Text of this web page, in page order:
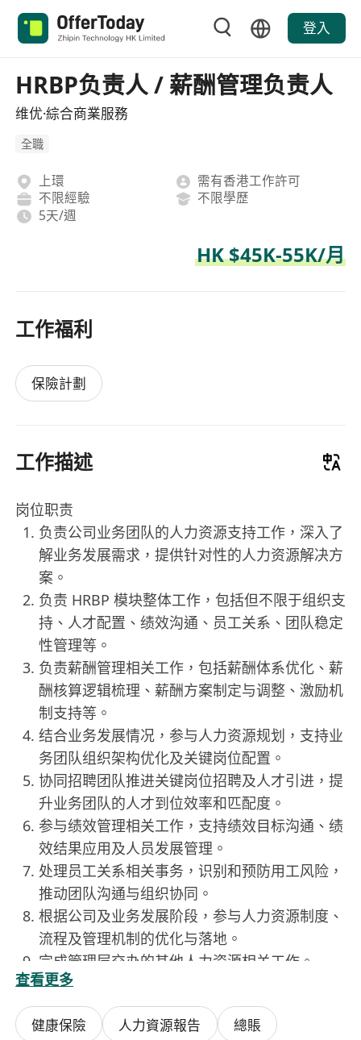
登入
HRBP负责人 / 薪酬管理负责人
维优·綜合商業服務
全職
上環
需有香港工作許可
不限經驗
不限學歷
5天/週
HK $45K-55K/月
工作福利
保險計劃
工作描述
岗位职责
负责公司业务团队的人力资源支持工作，深入了
解业务发展需求，提供针对性的人力资源解决方
案。
负责 HRBP 模块整体工作，包括但不限于组织支
持、人才配置、绩效沟通、员工关系、团队稳定
性管理等。
负责薪酬管理相关工作，包括薪酬体系优化、薪
酬核算逻辑梳理、薪酬方案制定与调整、激励机
制支持等。
结合业务发展情况，参与人力资源规划，支持业
务团队组织架构优化及关键岗位配置。
协同招聘团队推进关键岗位招聘及人才引进，提
升业务团队的人才到位效率和匹配度。
参与绩效管理相关工作，支持绩效目标沟通、绩
效结果应用及人员发展管理。
处理员工关系相关事务，识别和预防用工风险，
推动团队沟通与组织协同。
根据公司及业务发展阶段，参与人力资源制度、
流程及管理机制的优化与落地。
完成管理层交办的其他人力资源相关工作。
任职要求
本科及以上学历，人力资源管理、工商管理、心
理学、金融等相关专业优先。
查看更多
健康保險 人力資源報告
總賬